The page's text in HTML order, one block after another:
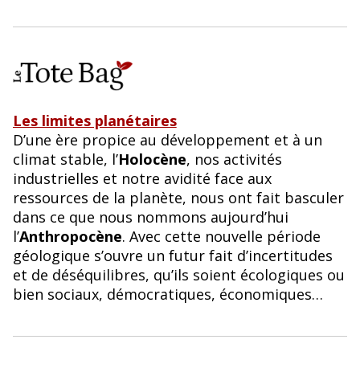
Les limites planétaires
D’une ère propice au développement et à un
climat stable, l’Holocène, nos activités
industrielles et notre avidité face aux
ressources de la planète, nous ont fait basculer
dans ce que nous nommons aujourd’hui
l’Anthropocène. Avec cette nouvelle période
géologique s’ouvre un futur fait d’incertitudes
et de déséquilibres, qu’ils soient écologiques ou
bien sociaux, démocratiques, économiques…